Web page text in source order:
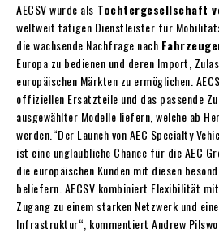
AECSV wurde als Tochtergesellschaft
weltweit tätigen Dienstleister für
die wachsende Nachfrage nach
Europa zu bedienen und deren Import,
europäischen Märkten zu ermöglichen.
offiziellen Ersatzteile und das passende
ausgewählter Modelle liefern, welche ab
werden.“Der Launch von AEC Specialty
ist eine unglaubliche Chance für die AEC
die europäischen Kunden mit diesen
beliefern. AECSV kombiniert Flexibilität
Zugang zu einem starken Netzwerk und
Infrastruktur“, kommentiert Andrew